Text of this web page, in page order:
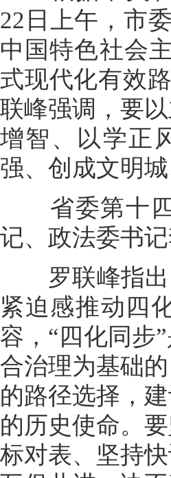
22日上午，市
中国特色社会
式现代化有效
联峰强调，要
增智、以学正
强、创成文明
省委第十四
记、政法委书
罗联峰指出
紧迫感推动四
容，“四化同步
合治理为基础
的路径选择，
的历史使命。
标对表、坚持